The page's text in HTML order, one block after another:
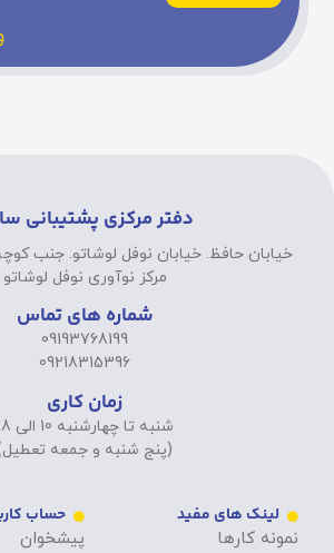
دفتر مرکزی پشتیبانی
مرکز نوآوری نوفل لوشاتو
شماره های تماس
09193768199
09218315396
زمان کاری
شنبه تا چهارشنبه 10 الی 18
(پنج شنبه و جمعه
لینک های مفید
نمونه کارها
حساب
پیشخوان